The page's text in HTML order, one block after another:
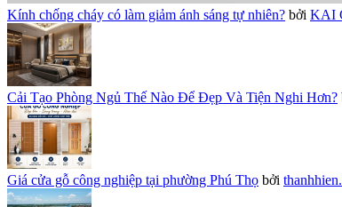
Kính chống cháy có làm giảm ánh sáng tự nhiên? bởi KAI
Cải Tạo Phòng Ngủ Thế Nào Để Đẹp Và Tiện Nghi Hơn?
Giá cửa gỗ công nghiệp tại phường Phú Thọ bởi